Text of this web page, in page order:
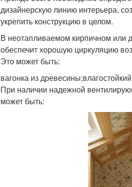
дизайнерскую линию интерьера,
укрепить конструкцию в целом.
В неотапливаемом кирпичном или
обеспечит хорошую циркуляцию
Это может быть:
вагонка из
При наличии надежной
может быть: